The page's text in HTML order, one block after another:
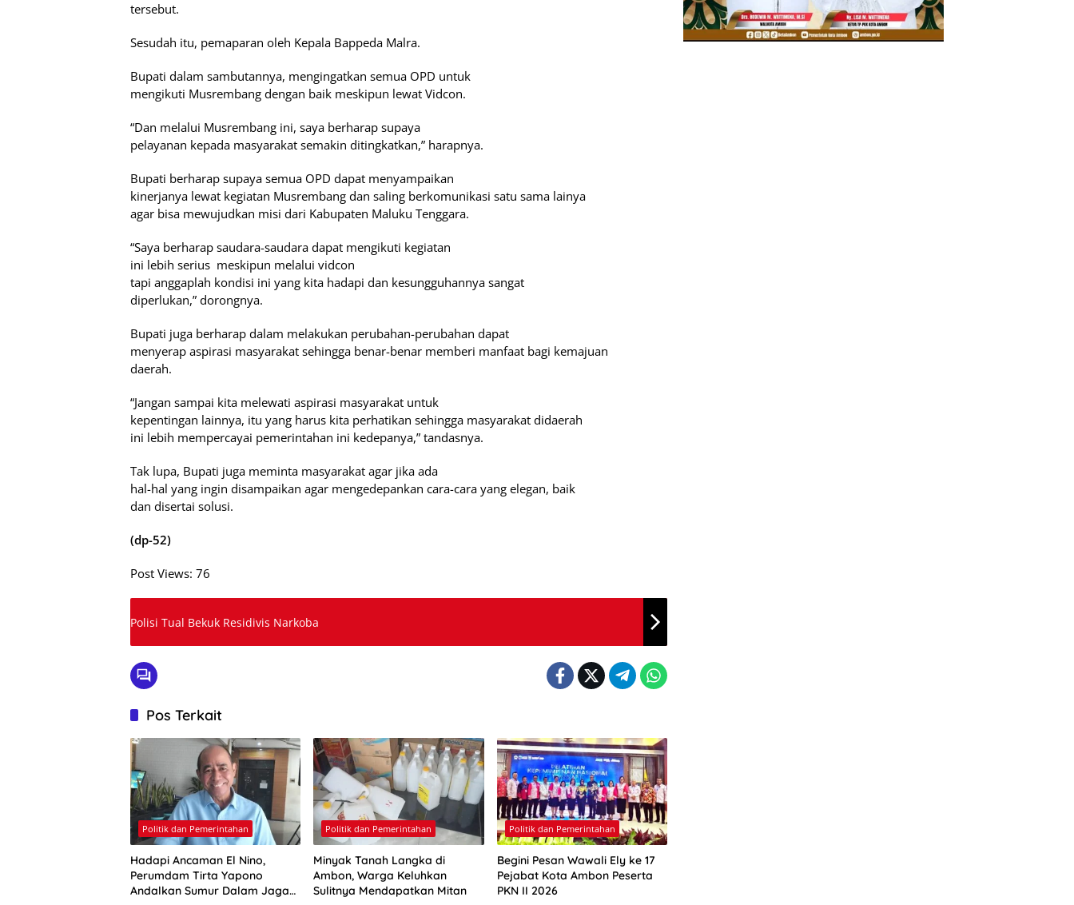
tersebut.
Sesudah itu, pemaparan oleh Kepala Bappeda Malra.
Bupati dalam sambutannya, mengingatkan semua OPD untuk
mengikuti Musrembang dengan baik meskipun lewat Vidcon.
“Dan melalui Musrembang ini, saya berharap supaya
pelayanan kepada masyarakat semakin ditingkatkan,” harapnya.
Bupati berharap supaya semua OPD dapat menyampaikan
kinerjanya lewat kegiatan Musrembang dan saling berkomunikasi satu sama lainya
agar bisa mewujudkan misi dari Kabupaten Maluku Tenggara.
“Saya berharap saudara-saudara dapat mengikuti kegiatan
ini lebih serius meskipun melalui vidcon
tapi anggaplah kondisi ini yang kita hadapi dan kesungguhannya sangat
diperlukan,” dorongnya.
Bupati juga berharap dalam melakukan perubahan-perubahan dapat
menyerap aspirasi masyarakat sehingga benar-benar memberi manfaat bagi kemajuan
daerah.
“Jangan sampai kita melewati aspirasi masyarakat untuk
kepentingan lainnya, itu yang harus kita perhatikan sehingga masyarakat didaerah
ini lebih mempercayai pemerintahan ini kedepanya,” tandasnya.
Tak lupa, Bupati juga meminta masyarakat agar jika ada
hal-hal yang ingin disampaikan agar mengedepankan cara-cara yang elegan, baik
dan disertai solusi.
(dp-52)
Post Views: 76
Polisi Tual Bekuk Residivis Narkoba
Pos Terkait
Politik dan Pemerintahan
Hadapi Ancaman El Nino,
Perumdam Tirta Yapono
Andalkan Sumur Dalam Jaga
Politik dan Pemerintahan
Minyak Tanah Langka di
Ambon, Warga Keluhkan
Sulitnya Mendapatkan Mitan
Politik dan Pemerintahan
Begini Pesan Wawali Ely ke 17
Pejabat Kota Ambon Peserta
PKN II 2026